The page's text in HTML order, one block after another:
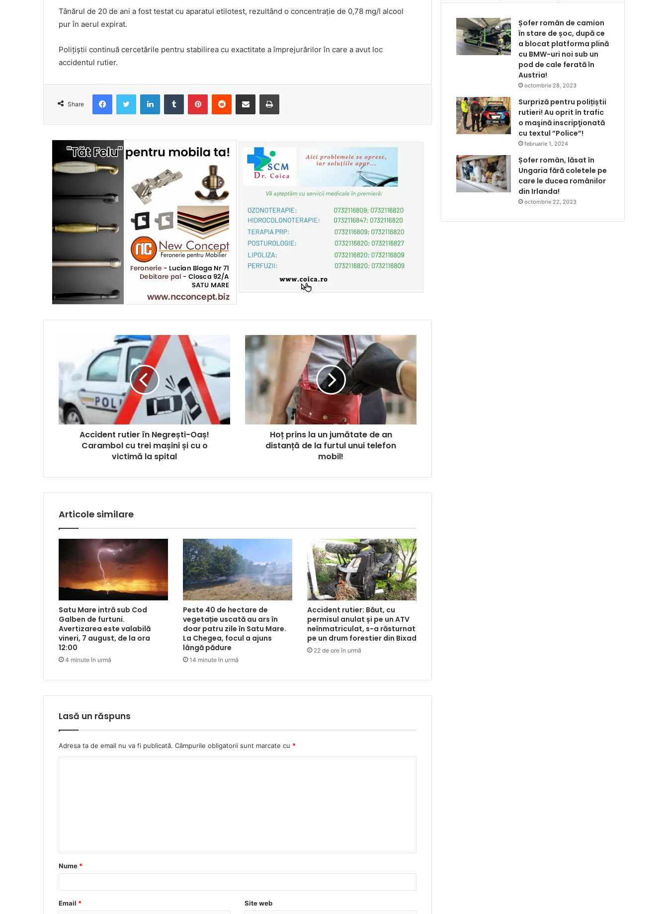
Tânărul de 20 de ani a fost testat cu aparatul etilotest, rezultând o concentrație de 0,78 mg/l alcool
pur în aerul expirat.
Polițiștii continuă cercetările pentru stabilirea cu exactitate a împrejurărilor în care a avut loc
accidentul rutier.
Share
FacebookTwitter LinkedInTumblr PinterestReddit Share via Email Print
Accident rutier în Negrești-Oaș!
Carambol cu trei mașini și cu o
victimă la spital
Hoț prins la un jumătate de an
distanță de la furtul unui telefon
mobil!
Articole similare
Satu Mare intră sub Cod
Galben de furtuni.
Avertizarea este valabilă
vineri, 7 august, de la ora
12:00
4 minute în urmă
Peste 40 de hectare de
vegetație uscată au ars în
doar patru zile în Satu Mare.
La Chegea, focul a ajuns
lângă pădure
14 minute în urmă
Accident rutier: Băut, cu
permisul anulat și pe un ATV
neînmatriculat, s-a răsturnat
pe un drum forestier din Bixad
22 de ore în urmă
Lasă un răspuns
Adresa ta de email nu va fi publicată. Câmpurile obligatorii sunt marcate cu *
a
r
Nume *
Email * Site web
Șofer român de camion
în stare de șoc, după ce
a blocat platforma plină
cu BMW-uri noi sub un
pod de cale ferată în
Austria!
octombrie 28, 2023
Surpriză pentru polițiștii
rutieri! Au oprit în trafic
o maşină inscripţionată
cu textul ”Police”!
februarie 1, 2024
Șofer român, lăsat în
Ungaria fără coletele pe
care le ducea românilor
din Irlanda!
octombrie 22, 2023